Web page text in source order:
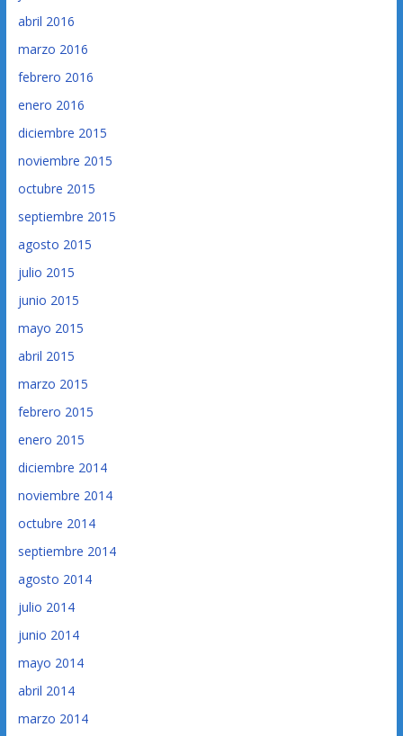
abril 2016
marzo 2016
febrero 2016
enero 2016
diciembre 2015
noviembre 2015
octubre 2015
septiembre 2015
agosto 2015
julio 2015
junio 2015
mayo 2015
abril 2015
marzo 2015
febrero 2015
enero 2015
diciembre 2014
noviembre 2014
octubre 2014
septiembre 2014
agosto 2014
julio 2014
junio 2014
mayo 2014
abril 2014
marzo 2014